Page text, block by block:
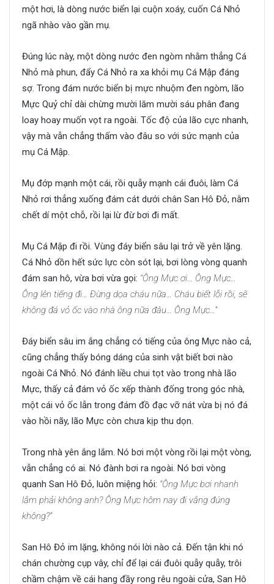
một hơi, là dòng nước biển lại cuộn xoáy, cuốn Cá Nhỏ
ngã nhào vào gần mụ.
Đúng lúc này, một dòng nước đen ngòm nhằm thẳng Cá
Nhỏ mà phun, đẩy Cá Nhỏ ra xa khỏi mụ Cá Mập đáng
sợ. Trong đám nước biển bị mực nhuộm đen ngòm, lão
Mực Quỷ chỉ dài chừng mười lăm mười sáu phân đang
loay hoay muốn vọt ra ngoài. Tốc độ của lão cực nhanh,
vậy mà vẫn chẳng thấm vào đâu so với sức mạnh của
mụ Cá Mập.
Mụ đớp mạnh một cái, rồi quẫy mạnh cái đuôi, làm Cá
Nhỏ rơi thẳng xuống đám cát dưới chân San Hô Đỏ, nằm
chết dí một chỗ, rồi lại lừ đừ bơi đi mất.
Mụ Cá Mập đi rồi. Vùng đáy biển sâu lại trở về yên lặng.
Cá Nhỏ dồn hết sức lực còn sót lại, bơi lòng vòng quanh
đám san hô, vừa bơi vừa gọi: “Ông Mực ơi… Ông Mực…
Ông lên tiếng đi… Đừng dọa cháu nữa… Cháu biết lỗi rồi, sẽ
không đá vỏ ốc vào nhà ông nữa đâu… Ông Mực…”
Đáy biển sâu im ắng chẳng có tiếng của ông Mực nào cả,
cũng chẳng thấy bóng dáng của sinh vật biết bơi nào
ngoài Cá Nhỏ. Nó đánh liều chui tọt vào trong nhà lão
Mực, thấy cả đám vỏ ốc xếp thành đống trong góc nhà,
một cái vỏ ốc lẫn trong đám đồ đạc vỡ nát vừa bị nó đá
vào hồi nãy, lão Mực còn chưa kịp thu dọn.
Trong nhà yên ắng lắm. Nó bơi một vòng rồi lại một vòng,
vẫn chẳng có ai. Nó đành bơi ra ngoài. Nó bơi vòng
quanh San Hô Đỏ, luôn miệng hỏi: “Ông Mực bơi nhanh
lắm phải không anh? Ông Mực hôm nay đi vắng đúng
không?”
San Hô Đỏ im lặng, không nói lời nào cả. Đến tận khi nó
chán chường cụp vây, chỉ để lại cái đuôi quẫy quẫy, trôi
chầm chậm về cái hang đầy rong rêu ngoài cửa, San Hô